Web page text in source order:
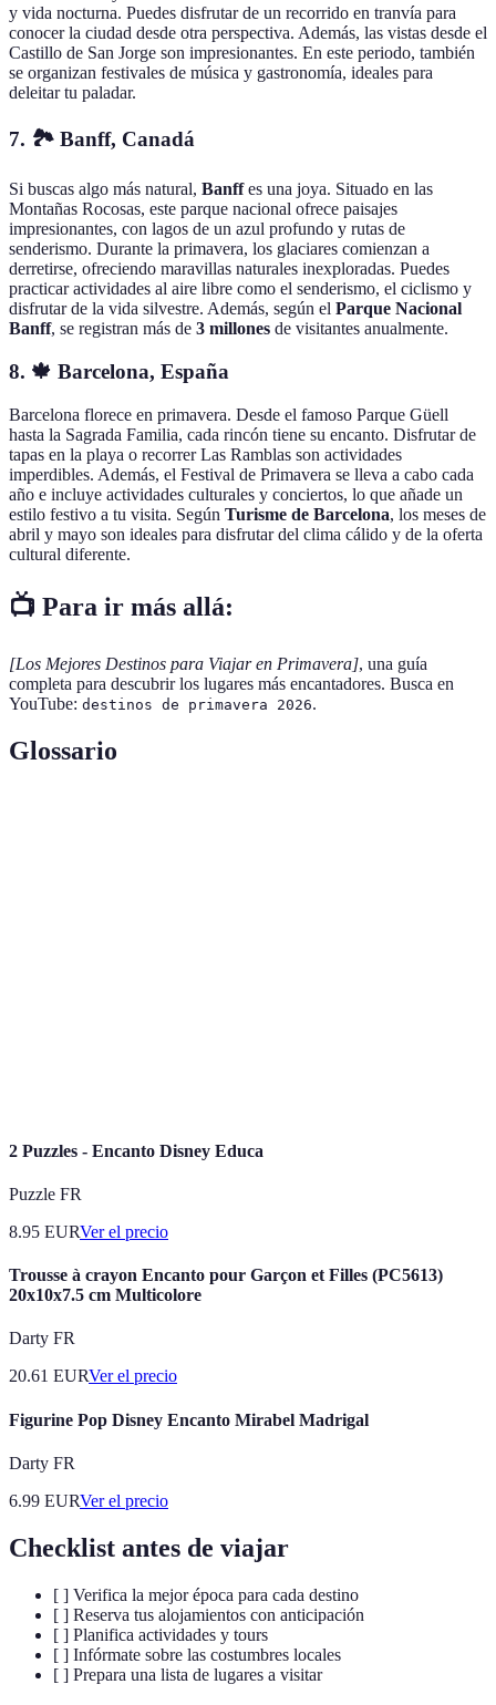
y vida nocturna. Puedes disfrutar de un recorrido en tranvía para
conocer la ciudad desde otra perspectiva. Además, las vistas desde el
Castillo de San Jorge son impresionantes. En este periodo, también
se organizan festivales de música y gastronomía, ideales para
deleitar tu paladar.
7. 🏞️ Banff, Canadá
Si buscas algo más natural, Banffes una joya. Situado en las
Montañas Rocosas, este parque nacional ofrece paisajes
impresionantes, con lagos de un azul profundo y rutas de
senderismo. Durante la primavera, los glaciares comienzan a
derretirse, ofreciendo maravillas naturales inexploradas. Puedes
practicar actividades al aire libre como el senderismo, el ciclismo y
disfrutar de la vida silvestre. Además, según el Parque Nacional
Banff, se registran más de 3 millones de visitantes anualmente.
8. 🍁 Barcelona, España
Barcelona florece en primavera. Desde el famoso Parque Güell
hasta la Sagrada Familia, cada rincón tiene su encanto. Disfrutar de
tapas en la playa o recorrer Las Ramblas son actividades
imperdibles. Además, el Festival de Primavera se lleva a cabo cada
año e incluye actividades culturales y conciertos, lo que añade un
estilo festivo a tu visita. Según Turisme de Barcelona, los meses de
abril y mayo son ideales para disfrutar del clima cálido y de la oferta
cultural diferente.
📺 Para ir más allá:
[Los Mejores Destinos para Viajar en Primavera], una guía
completa para descubrir los lugares más encantadores. Busca en
YouTube: destinos de primavera 2026.
Glossario
2 Puzzles - Encanto Disney Educa
Puzzle FR
8.95 EURVer el precio
Trousse à crayon Encanto pour Garçon et Filles (PC5613)
20x10x7.5 cm Multicolore
Darty FR
20.61 EURVer el precio
Figurine Pop Disney Encanto Mirabel Madrigal
Darty FR
6.99 EURVer el precio
Checklist antes de viajar
[ ] Verifica la mejor época para cada destino
[ ] Reserva tus alojamientos con anticipación
[ ] Planifica actividades y tours
[ ] Infórmate sobre las costumbres locales
[ ] Prepara una lista de lugares a visitar